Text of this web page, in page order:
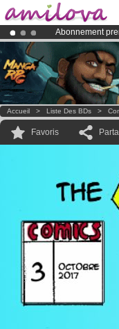
Abonnement
Déjà 134393
LeKickstarter
Accueil > Liste Des BDs >
Favoris